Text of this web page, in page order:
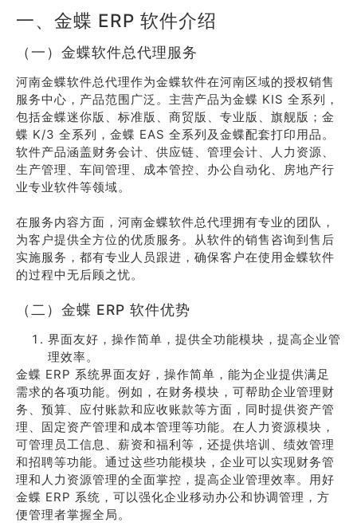
一、金蝶 ERP 软件介绍
（一）金蝶软件总代理服务
河南金蝶软件总代理作为金蝶软件在河南区域的授权销售
服务中心，产品范围广泛。主营产品为金蝶 KIS 全系列，
包括金蝶迷你版、标准版、商贸版、专业版、旗舰版；金
蝶 K/3 全系列，金蝶 EAS 全系列及金蝶配套打印用品。
软件产品涵盖财务会计、供应链、管理会计、人力资源、
生产管理、车间管理、成本管控、办公自动化、房地产行
业专业软件等领域。
在服务内容方面，河南金蝶软件总代理拥有专业的团队，
为客户提供全方位的优质服务。从软件的销售咨询到售后
实施服务，都有专业人员跟进，确保客户在使用金蝶软件
的过程中无后顾之忧。
（二）金蝶 ERP 软件优势
界面友好，操作简单，提供全功能模块，提高企业管
理效率。
金蝶 ERP 系统界面友好，操作简单，能为企业提供满足
需求的各项功能。例如，在财务模块，可帮助企业管理财
务、预算、应付账款和应收账款等方面，同时提供资产管
理、固定资产管理和成本管理等功能。在人力资源模块，
可管理员工信息、薪资和福利等，还提供培训、绩效管理
和招聘等功能。通过这些功能模块，企业可以实现财务管
理和人力资源管理的全面掌控，提高企业管理效率。用好
金蝶 ERP 系统，可以强化企业移动办公和协调管理，方
便管理者掌握全局。